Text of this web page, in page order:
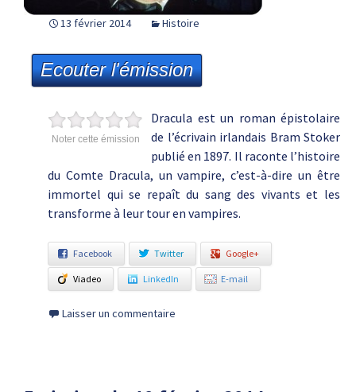
13 février 2014 Histoire
Ecouter l'émission
Noter cette émission
Dracula est un roman épistolaire
de l’écrivain irlandais Bram Stoker
publié en 1897. Il raconte l’histoire
du Comte Dracula, un vampire, c’est-à-dire un être
immortel qui se repaît du sang des vivants et les
transforme à leur tour en vampires.
Facebook Twitter Google+
Viadeo LinkedIn E-mail
Laisser un commentaire